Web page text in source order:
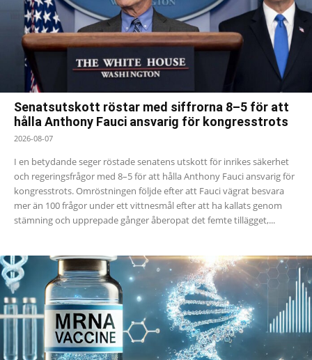
Senatsutskott röstar med siffrorna 8–5 för att
hålla Anthony Fauci ansvarig för kongresstrots
2026-08-07
I en betydande seger röstade senatens utskott för inrikes säkerhet
och regeringsfrågor med 8–5 för att hålla Anthony Fauci ansvarig för
kongresstrots. Omröstningen följde efter att Fauci vägrat besvara
mer än 100 frågor under ett vittnesmål efter att ha kallats genom
stämning och upprepade gånger åberopat det femte tillägget,...